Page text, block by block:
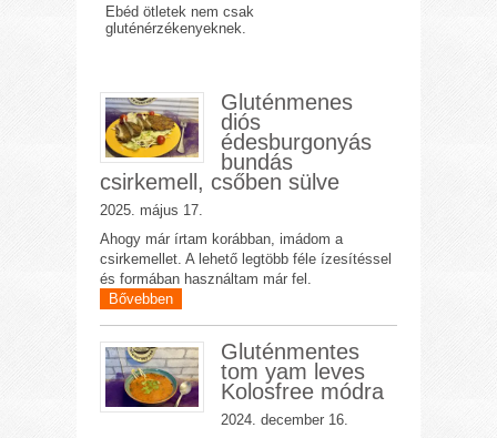
Ebéd ötletek nem csak
gluténérzékenyeknek.
Gluténmenes
diós
édesburgonyás
bundás
csirkemell, csőben sülve
2025. május 17.
Ahogy már írtam korábban, imádom a
csirkemellet. A lehető legtöbb féle ízesítéssel
és formában használtam már fel.
Bővebben
Gluténmentes
tom yam leves
Kolosfree módra
2024. december 16.